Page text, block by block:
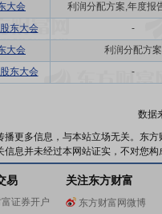
大会
利润分配方案,年度报
东大会
-
大会
利润分配方案
东大会
-
数据
播更多信息，与本站立场无关。东
息并未经过本网站证实，不对您
易
证券开户
关注东方财富
东方财富网微博